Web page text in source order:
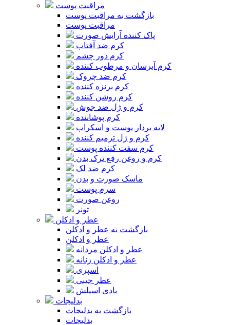
مراقبت پوست
بازگشت به مراقبت پوست
مراقبت پوست
پاک کننده آرایش صورت
کرم ضد آفتاب
کرم دور چشم
کرم آبرسان و مرطوب کننده
کرم ضد چروک
کرم برنزه کننده
کرم روشن کننده
کرم و ژل ضد جوش
کرم پوشاننده
لایه بردار پوست و اسکراب
کرم و ژل ترمیم کننده
کرم سفت کننده پوست
کرم و روغن رفع ترک بدن
کرم ضد لک
ماسک صورت و بدن
سرم پوست
روغن صورت
تونر
عطر و ادکلن
بازگشت به عطر و ادکلن
عطر و ادکلن
عطر و ادکلن مردانه
عطر و ادکلن زنانه
اسپری
عطر جیبی
بادی اسپلش
بدلیجات
بازگشت به بدلیجات
بدلیجات